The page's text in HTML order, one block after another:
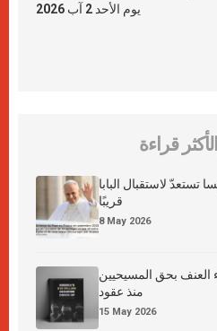
يوم الأحد 2 آب 2026
الأكثر قراءة
تستعدّ لاستقبال البابا
قريبًا
8 May 2026
العنف بحق المسيحيين
منذ عقود
15 May 2026